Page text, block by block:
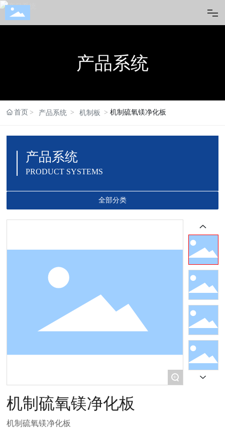
产品系统
建筑解决方案
媒体中心
产品系统
首页 产品系统 机制板 机制硫氧镁净化板
产品系统
PRODUCT SYSTEMS
全部分类
+
机制硫氧镁净化板
机制硫氧镁净化板